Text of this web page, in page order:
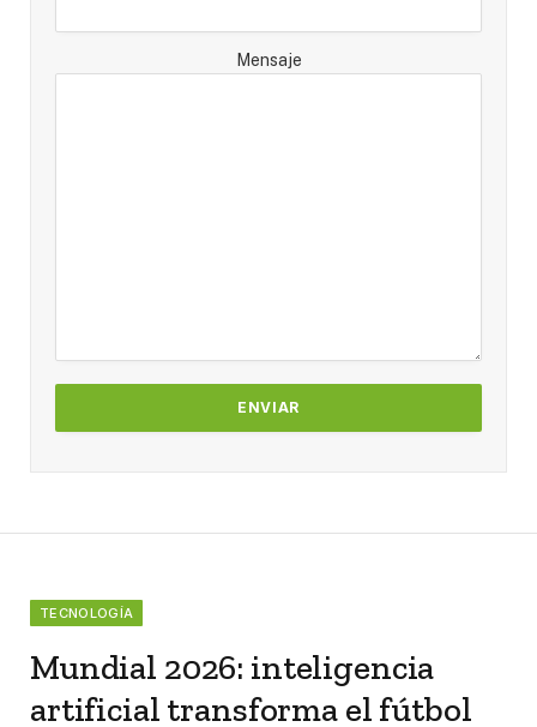
Mensaje
TECNOLOGÍA
Mundial 2026: inteligencia
artificial transforma el fútbol